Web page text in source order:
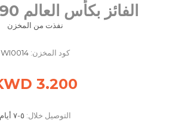
الفائز بكأس العالم 1990 - ألمانيا
نفذت من المخزن
كود المخزن: WI0014
3.200 KWD
التوصيل خلال: ٥-٧ أيام